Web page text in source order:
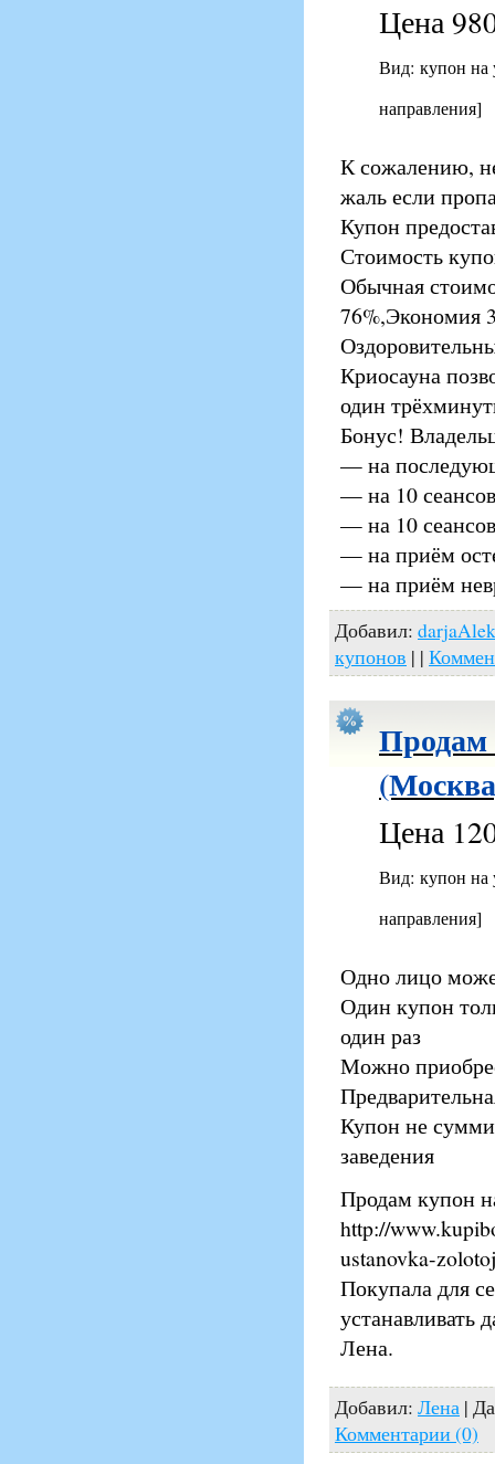
Цена
Вид: купон
направления]
К сожалению,
жаль если
Купон
Стоимость
Обычная
76%,Экономия
Криосауна
один
Бонус!
— на
— на 10
— на 10
— на приём
— на приём
Добавил:
купонов | |
Продам
Цена
Вид: купон
направления]
Одно лицо
Один купон
один раз
Можно
Купон не
заведения
Продам купон
http://
ustanovka-
Покупала для
устанавливать
Лена.
Добавил: Лена |
Комментарии (0)